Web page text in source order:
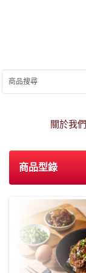
關於我們
商品型錄